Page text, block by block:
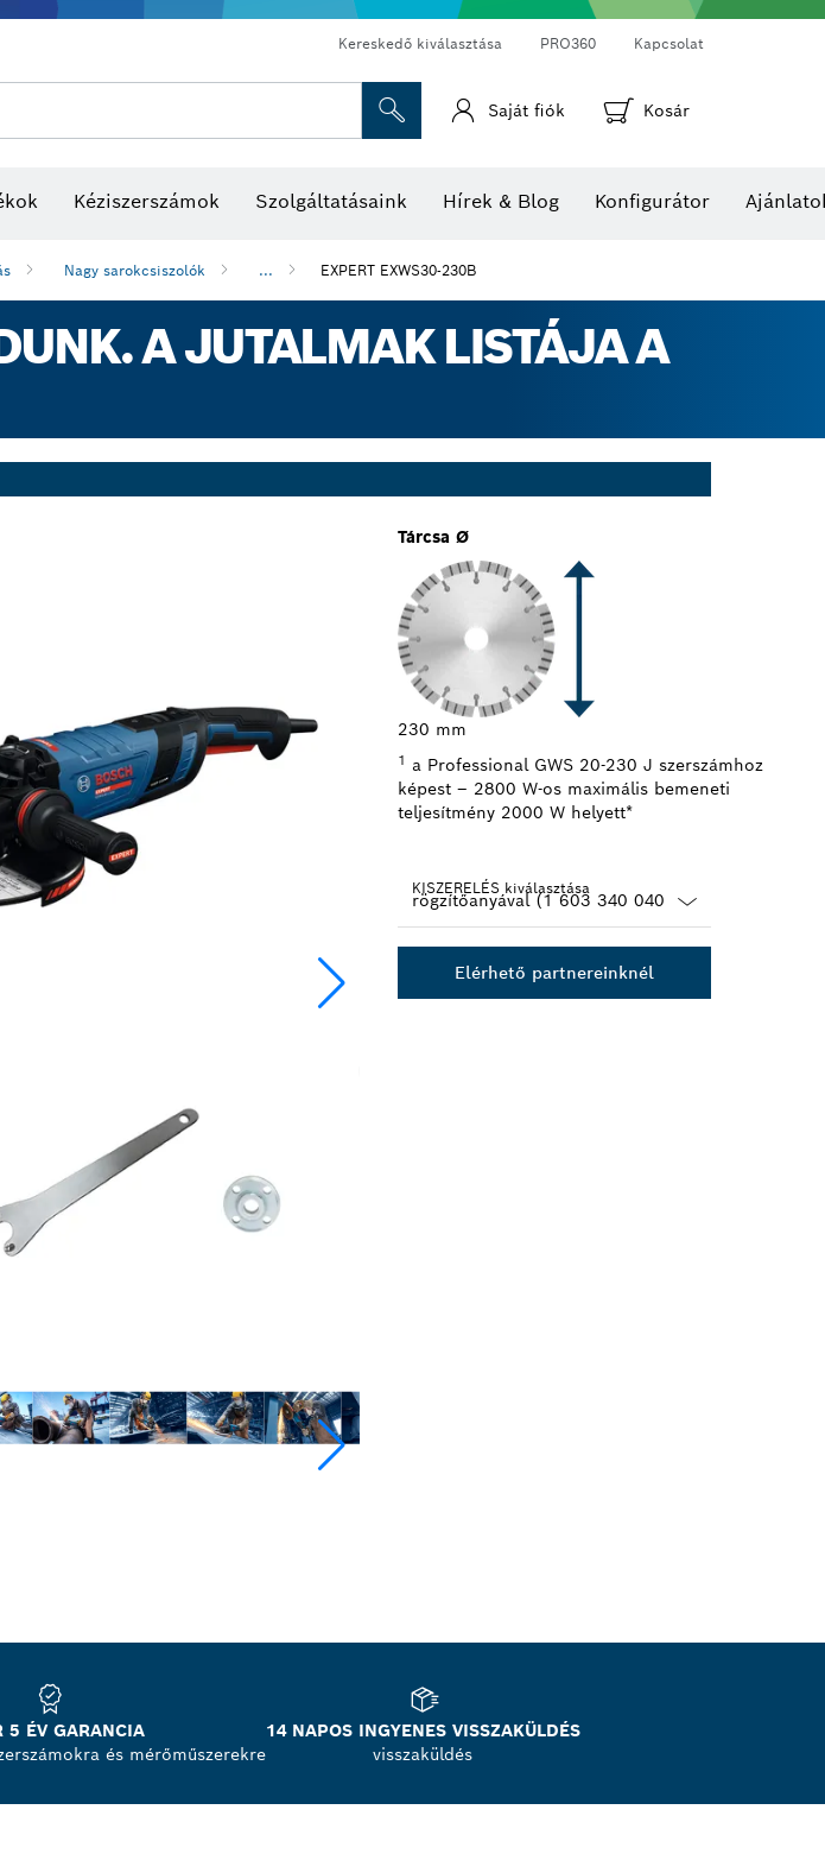
Kereskedő kiválasztása PRO360 Kapcsolat
Saját fiók Kosár
Kéziszerszámok Szolgáltatásaink Hírek & Blog Konfigurátor
Nagy sarokcsiszolók ... EXPERT EXWS30-230B
A JUTALMAK LISTÁJA A
Tárcsa Ø
230 mm
1
a Professional GWS 20-230 J szerszámhoz
képest – 2800 W-os maximális bemeneti
teljesítmény 2000 W helyett*
KISZERELÉS kiválasztása
Elérhető partnereinknél
5 ÉV GARANCIA
és mérőműszerekre
14 NAPOS INGYENES VISSZAKÜLDÉS
visszaküldés